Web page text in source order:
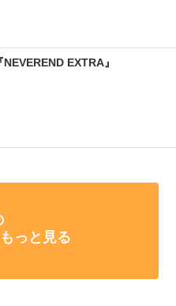
EXTRA』
っと見る